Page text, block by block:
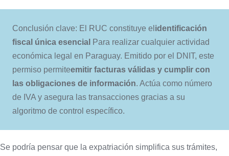
Conclusión clave: El RUC constituye el identificación
fiscal única esencial
Para realizar cualquier actividad
económica legal en Paraguay. Emitido por el DNIT, este
permiso permiteemitir facturas válidas y cumplir con
las obligaciones de información. Actúa como número
de IVA y asegura las transacciones gracias a su
algoritmo de control específico.
Se podría pensar que la expatriación simplifica sus trámites,